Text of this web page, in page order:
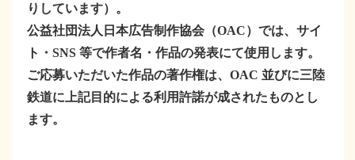
りしています）。
公益社団法人日本広告制作協会（OAC）では、サイ
ト・SNS 等で作者名・作品の発表にて使用します。
ご応募いただいた作品の著作権は、OAC 並びに三陸
鉄道に上記目的による利用許諾が成されたものとし
ます。